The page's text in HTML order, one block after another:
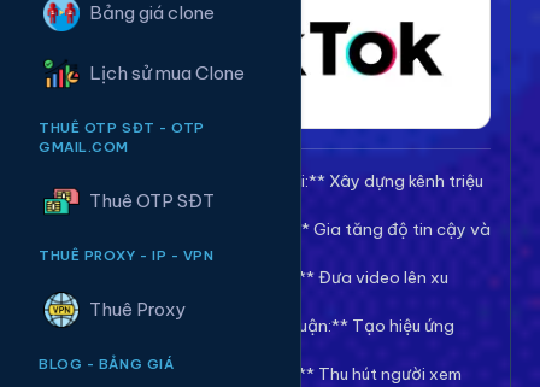
Bảng giá clone
Lịch sử mua Clone
THUÊ OTP SĐT - OTP
GMAIL.COM
Thuê OTP SĐT
THUÊ PROXY - IP - VPN
Thuê Proxy
BLOG - BẢNG GIÁ
🚀 **Tăng Follow/Theo dõi:** Xây dựng kênh triệu
follow uy tín.
❤️ **Tăng Tim/Like Video:** Gia tăng độ tin cậy và
viral cho video.
👀 **Tăng View/Lượt xem:** Đưa video lên xu
hướng nhanh chóng.
💬 **Tăng Comment/Bình luận:** Tạo hiệu ứng
thảo luận sôi nổi.
👁️ **Tăng Mắt Livestream:** Thu hút người xem